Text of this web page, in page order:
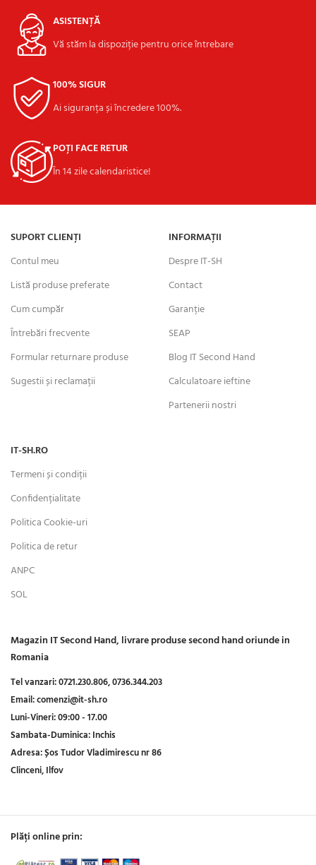
ASISTENȚĂ
Vă stăm la dispoziție pentru orice întrebare
100% SIGUR
Ai siguranța și încredere 100%.
POȚI FACE RETUR
În 14 zile calendaristice!
SUPORT CLIENȚI
Contul meu
Listă produse preferate
Cum cumpăr
Întrebări frecvente
Formular returnare produse
Sugestii și reclamații
INFORMAȚII
Despre IT-SH
Contact
Garanție
SEAP
Blog IT Second Hand
Calculatoare ieftine
Partenerii nostri
IT-SH.RO
Termeni și condiții
Confidențialitate
Politica Cookie-uri
Politica de retur
ANPC
SOL
Magazin IT Second Hand, livrare produse second hand oriunde in
Romania
Tel vanzari:0721.230.806,0736.344.203
Email:comenzi@it-sh.ro
Luni-Vineri:09:00 - 17.00
Sambata-Duminica:Inchis
Adresa:Șos Tudor Vladimirescu nr 86
Clinceni, Ilfov
Plăți online prin: